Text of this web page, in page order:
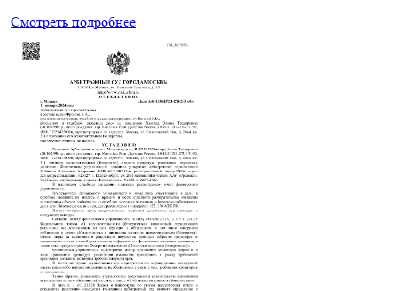
Смотреть подробнее